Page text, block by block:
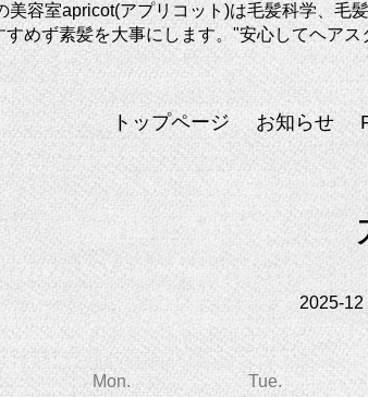
美容室apricot(アプリコット)は毛髪科学、毛
すめず素髪を大事にします。"安心してヘア
トップページ お知らせ
2025-12
Mon. Tue.